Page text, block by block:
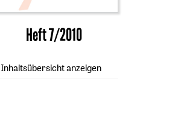
Heft 7/2010
Inhaltsübersicht anzeigen